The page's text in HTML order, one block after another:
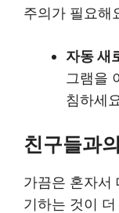
주의가 필요해
자동 새
그램을
침하세
친구들과
가끔은 혼자서
기하는 것이